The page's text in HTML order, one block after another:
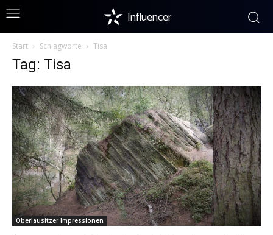
Influencer
Start Schlagworte Tisa
Tag: Tisa
Oberlausitzer Impressionen